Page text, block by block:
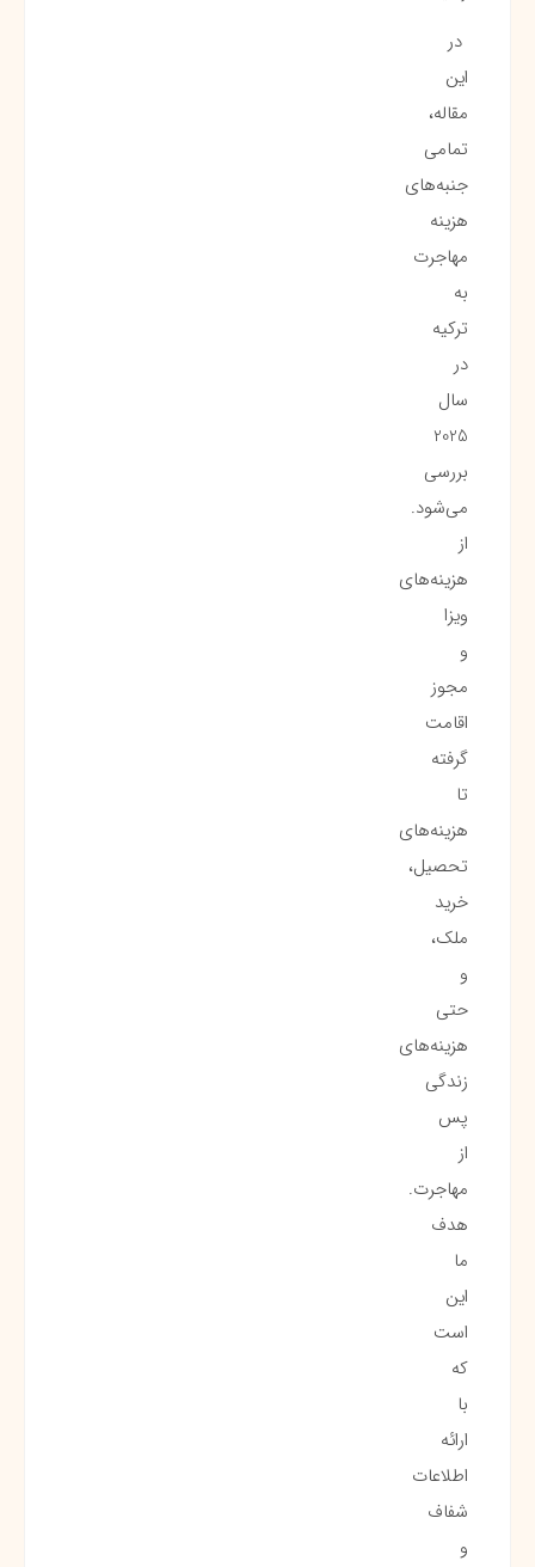
در
این
مقاله،
تمامی
جنبه‌های
هزینه‌
مهاجرت
به
ترکیه
در
سال
2025
بررسی
می‌شود.
از
هزینه‌های
ویزا
و
مجوز
اقامت
گرفته
تا
هزینه‌های
تحصیل،
خرید
ملک،
و
حتی
هزینه‌های
زندگی
پس
از
مهاجرت.
هدف
ما
این
است
که
با
ارائه
اطلاعات
شفاف
و